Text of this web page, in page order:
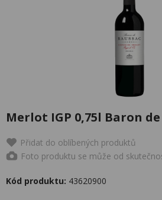
Merlot IGP 0,75l Baron
Přidat do oblíbených produktů
Foto produktu se může od
Kód produktu: 43620900